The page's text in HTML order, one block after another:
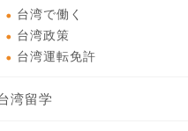
台湾で働く
台湾政策
台湾運転免許
湾留学